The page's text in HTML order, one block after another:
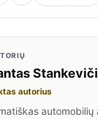
autorius
automobilių